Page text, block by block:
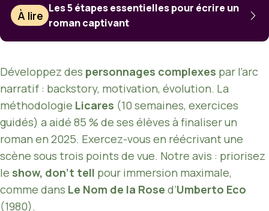
À lire
Les 5 étapes essentielles pour écrire un
roman captivant
Développez des personnages complexes par l’arc
narratif : backstory, motivation, évolution. La
méthodologie Licares (10 semaines, exercices
guidés) a aidé 85 % de ses élèves à finaliser un
roman en 2025. Exercez-vous en réécrivant une
scène sous trois points de vue. Notre avis : priorisez
le show, don’t tell pour immersion maximale,
comme dans Le Nom de la Rose d’Umberto Eco
(1980).